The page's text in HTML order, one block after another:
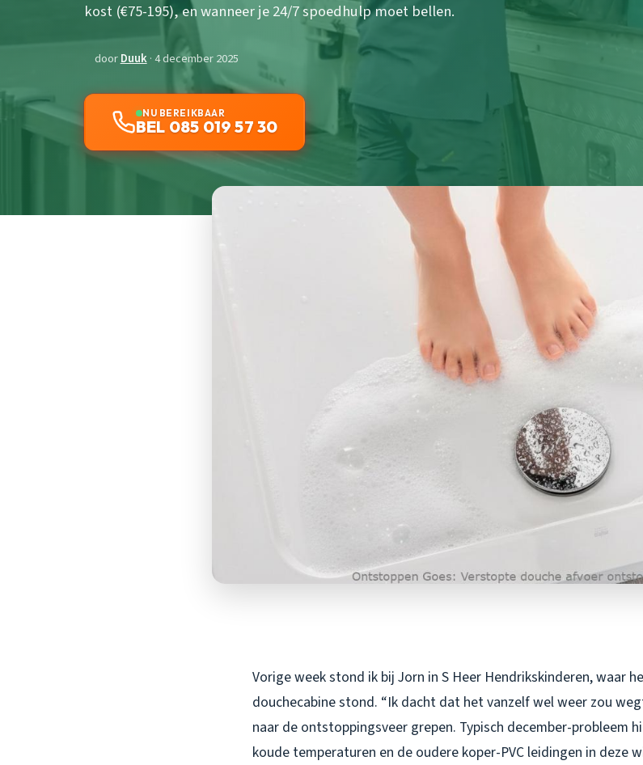
kost (€75-195), en wanneer je 24/7 spoedhulp moet bellen.
doorDuuk· 4 december 2025
NU BEREIKBAAR
BEL 085 019 57 30
Vorige week stond ik bij Jorn in S Heer Hendrikskinderen, waar
douchecabine stond. “Ik dacht dat het vanzelf wel weer zou
naar de ontstoppingsveer grepen. Typisch december-probleem
koude temperaturen en de oudere koper-PVC leidingen in deze